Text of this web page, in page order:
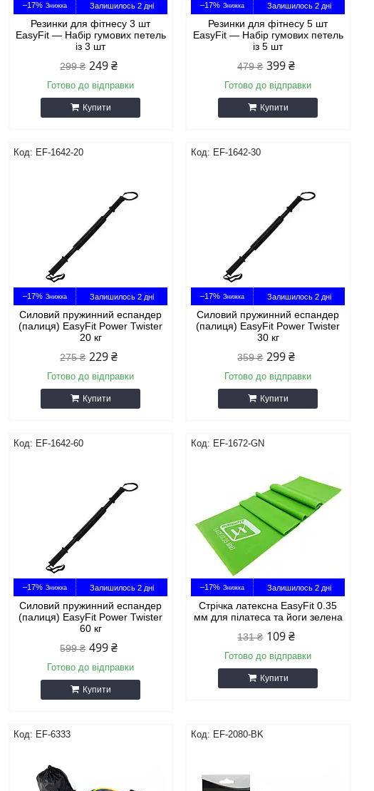
–17% Залишилось 2 дні
Резинки для фітнесу 3 шт
EasyFit — Набір гумових петель
із 3 шт
299 ₴ 249 ₴
Готово до відправки
Купити
–17% Залишилось 2 дні
Резинки для фітнесу 5 шт
EasyFit — Набір гумових петель
із 5 шт
479 ₴ 399 ₴
Готово до відправки
Купити
EF-1642-20
–17% Залишилось 2 дні
Силовий пружинний еспандер
(палиця) EasyFit Power Twister
20 кг
275 ₴ 229 ₴
Готово до відправки
Купити
EF-1642-30
–17% Залишилось 2 дні
Силовий пружинний еспандер
(палиця) EasyFit Power Twister
30 кг
359 ₴ 299 ₴
Готово до відправки
Купити
EF-1642-60
–17% Залишилось 2 дні
Силовий пружинний еспандер
(палиця) EasyFit Power Twister
60 кг
599 ₴ 499 ₴
Готово до відправки
Купити
EF-1672-GN
–17% Залишилось 2 дні
Стрічка латексна EasyFit 0.35
мм для пілатеса та йоги зелена
131 ₴ 109 ₴
Готово до відправки
Купити
EF-6333 EF-2080-BK